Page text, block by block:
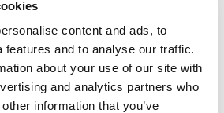
content and ads, to
features and to analyse our traffic.
about your use of our site with
and analytics partners who
information that you’ve